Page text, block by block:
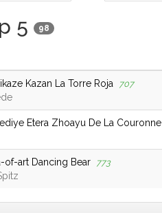
5 98
Kazan La Torre Roja 707
Etera Zhoayu De La Couronne
of-art Dancing Bear 773